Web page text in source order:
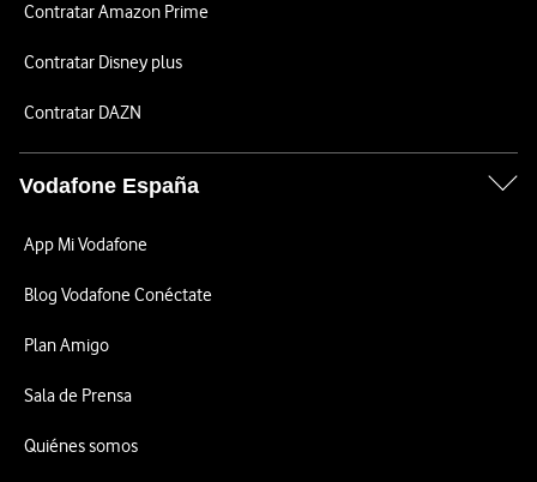
Contratar Amazon Prime
Contratar Disney plus
Contratar DAZN
Vodafone España
App Mi Vodafone
Blog Vodafone Conéctate
Plan Amigo
Sala de Prensa
Quiénes somos